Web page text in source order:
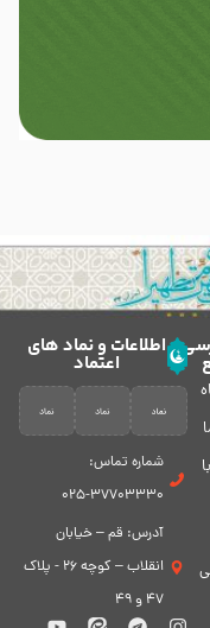
اطلاعات و نماد های
اعتماد
شماره تماس:
37703330-025
آدرس: قم – خیابان
انقلاب – کوچه 26 - پلاک
47 و 49